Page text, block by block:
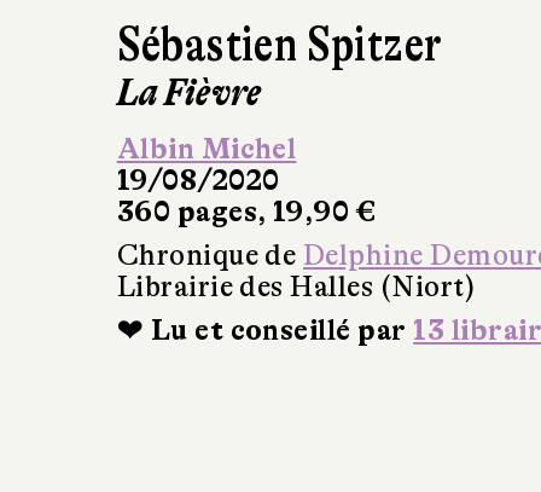
Sébastien Spitzer
La Fièvre
Albin Michel
19/08/2020
360 pages, 19,90 €
Chronique de Delphine
Librairie des Halles (Niort)
❤ Lu et conseillé par 13